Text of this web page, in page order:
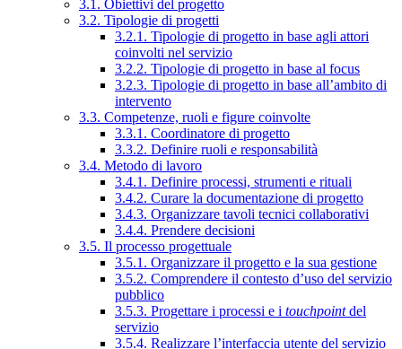
3.1. Obiettivi del progetto
3.2. Tipologie di progetti
3.2.1. Tipologie di progetto in base agli attori
coinvolti nel servizio
3.2.2. Tipologie di progetto in base al focus
3.2.3. Tipologie di progetto in base all’ambito di
intervento
3.3. Competenze, ruoli e figure coinvolte
3.3.1. Coordinatore di progetto
3.3.2. Definire ruoli e responsabilità
3.4. Metodo di lavoro
3.4.1. Definire processi, strumenti e rituali
3.4.2. Curare la documentazione di progetto
3.4.3. Organizzare tavoli tecnici collaborativi
3.4.4. Prendere decisioni
3.5. Il processo progettuale
3.5.1. Organizzare il progetto e la sua gestione
3.5.2. Comprendere il contesto d’uso del servizio
pubblico
3.5.3. Progettare i processi e i touchpointdel
servizio
3.5.4. Realizzare l’interfaccia utente del servizio